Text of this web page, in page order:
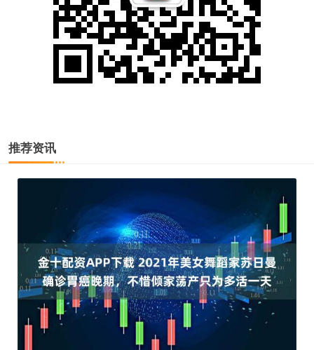
推荐资讯